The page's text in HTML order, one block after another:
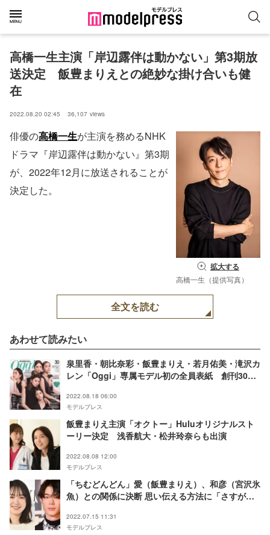
高橋一生主演「岸辺露伴は動かない」第3期放
送決定　飯豊まりえとの絶妙な掛け合いも健
在
2022.08.20 02:45 36,107 views
拡大する
高橋一生（提供写真）
俳優の高橋一生が主演を務めるNHK
ドラマ『岸辺露伴は動かない』第3期
が、2022年12月に放送されることが
決定した。
全文を読む
あわせて読みたい
泉里香・朝比奈彩・飯豊まりえ・若月佑美・滝沢カ
レン「Oggi」専属モデル初の全員表紙 創刊30周
2022.08.18 06:00
モデルプレス
飯豊まりえ主演「オクトー」Huluオリジナルスト
ーリー決定 浅香航大・松井玲奈らも出演
2022.08.08 12:00
モデルプレス
「ちむどんどん」愛（飯豊まりえ）、和彦（宮沢氷
魚）との関係に決断 思い伝える方法に「さすが」
2022.07.15 11:31
モデルプレス